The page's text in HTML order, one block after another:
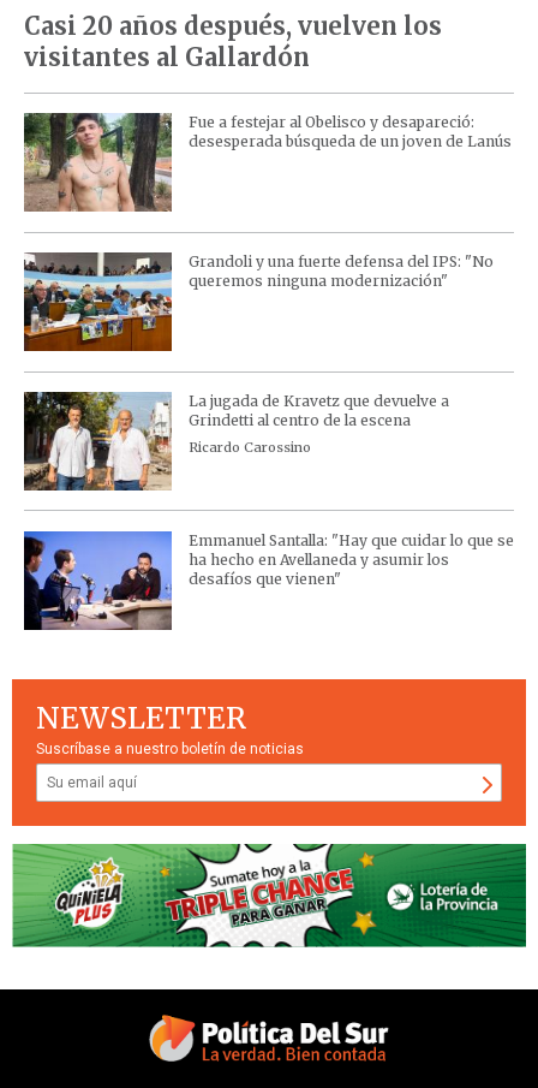
Casi 20 años después, vuelven los
visitantes al Gallardón
Fue a festejar al Obelisco y desapareció:
desesperada búsqueda de un joven de Lanús
Grandoli y una fuerte defensa del IPS: "No
queremos ninguna modernización"
La jugada de Kravetz que devuelve a
Grindetti al centro de la escena
Ricardo Carossino
Emmanuel Santalla: "Hay que cuidar lo que se
ha hecho en Avellaneda y asumir los
desafíos que vienen"
NEWSLETTER
Suscríbase a nuestro boletín de noticias